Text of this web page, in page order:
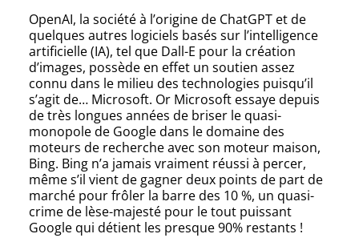
OpenAI, la société à l’origine de ChatGPT et de
quelques autres logiciels basés sur l’intelligence
artificielle (IA), tel que Dall-E pour la création
d’images, possède en effet un soutien assez
connu dans le milieu des technologies puisqu’il
s’agit de… Microsoft. Or Microsoft essaye depuis
de très longues années de briser le quasi-
monopole de Google dans le domaine des
moteurs de recherche avec son moteur maison,
Bing. Bing n’a jamais vraiment réussi à percer,
même s’il vient de gagner deux points de part de
marché pour frôler la barre des 10 %, un quasi-
crime de lèse-majesté pour le tout puissant
Google qui détient les presque 90% restants !